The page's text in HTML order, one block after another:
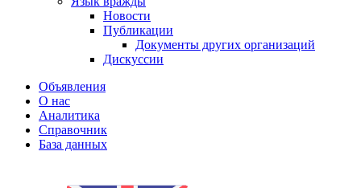
Новости
Публикации
Документы других организаций
Дискуссии
Объявления
О нас
Аналитика
Справочник
База данных